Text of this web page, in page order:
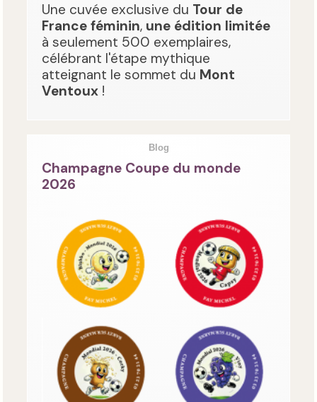
Une cuvée exclusive du Tour de
France féminin, une édition limitée
à seulement 500 exemplaires,
célébrant l'étape mythique
atteignant le sommet du Mont
Ventoux !
Blog
Champagne Coupe du monde
2026